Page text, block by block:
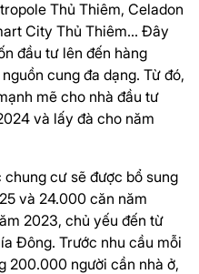
Thủ Thiêm, Celadon
City Thủ Thiêm... Đây
đầu tư lên đến hàng
cung đa dạng. Từ đó,
mẽ cho nhà đầu tư
và lấy đà cho năm
cư sẽ được bổ sung
và 24.000 căn năm
2023, chủ yếu đến từ
Đông. Trước nhu cầu mỗi
200.000 người cần nhà ở,